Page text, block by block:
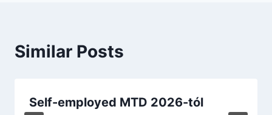
Similar Posts
Self-employed MTD 2026-tól